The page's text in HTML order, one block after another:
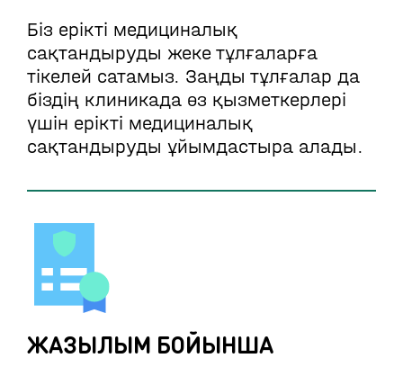
Біз ерікті медициналық
сақтандыруды жеке тұлғаларға
тікелей сатамыз. Заңды тұлғалар да
біздің клиникада өз қызметкерлері
үшін ерікті медициналық
сақтандыруды ұйымдастыра алады.
ЖАЗЫЛЫМ БОЙЫНША